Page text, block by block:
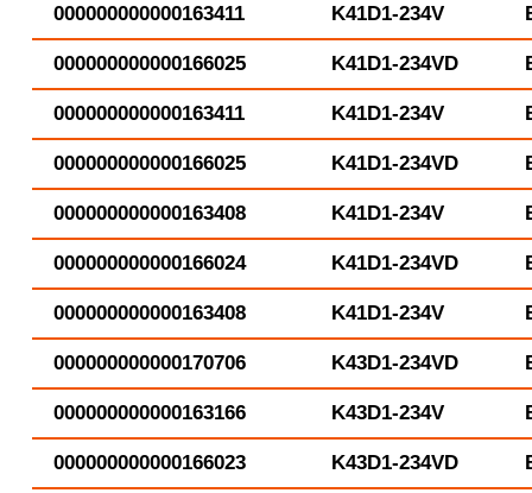
000000000000163411 K41D1-234V
000000000000166025 K41D1-234VD
000000000000163411 K41D1-234V
000000000000166025 K41D1-234VD
000000000000163408 K41D1-234V
000000000000166024 K41D1-234VD
000000000000163408 K41D1-234V
000000000000170706 K43D1-234VD
000000000000163166 K43D1-234V
000000000000166023 K43D1-234VD